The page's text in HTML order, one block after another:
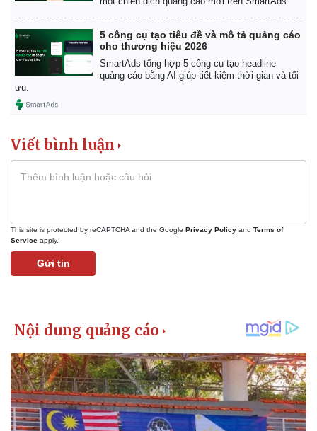
5 công cụ tạo tiêu đề và mô tả quảng cáo
cho thương hiệu 2026
SmartAds tổng hợp 5 công cụ tạo headline
quảng cáo bằng AI giúp tiết kiệm thời gian và tối
ưu.
Viết bình luận
This site is protected by reCAPTCHA and the Google Privacy Policy and Terms of
Service apply.
Gửi tin